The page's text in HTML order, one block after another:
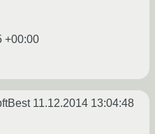
+00:00
11.12.2014 13:04:48